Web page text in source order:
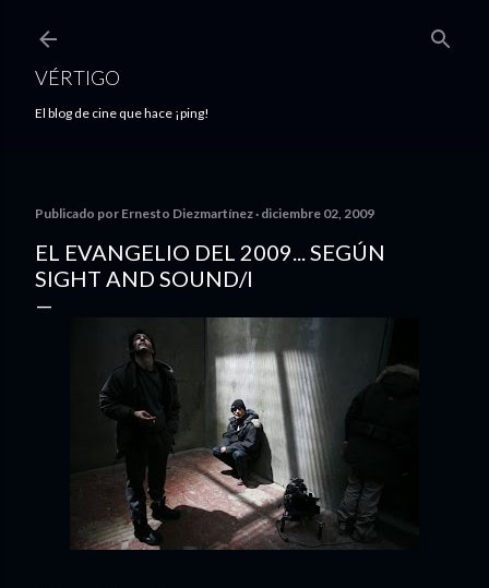
VÉRTIGO
El blog de cine que hace ¡ping!
Publicado por Ernesto Diezmartínez diciembre 02, 2009
EL EVANGELIO DEL 2009... SEGÚN
SIGHT AND SOUND/I